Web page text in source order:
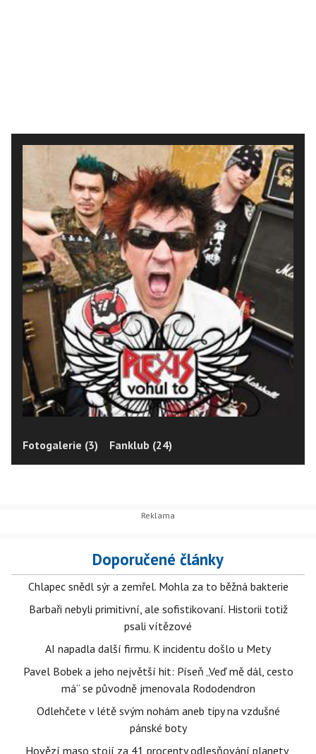
Fotogalerie (3) Fanklub (24)
Doporučené články
Chlapec snědl sýr a zemřel. Mohla za to běžná bakterie
Barbaři nebyli primitivní, ale sofistikovaní. Historii totiž
psali vítězové
AI napadla další firmu. K incidentu došlo u Mety
Pavel Bobek a jeho největší hit: Píseň „Veď mě dál, cesto
má“ se původně jmenovala Rododendron
Odlehčete v létě svým nohám aneb tipy na vzdušné
pánské boty
Hovězí maso stojí za 41 procenty odlesňování planety,